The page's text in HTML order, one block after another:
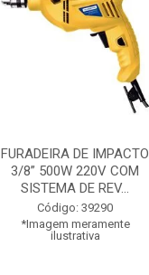
FURADEIRA DE IMPACTO
3/8” 500W 220V COM
SISTEMA DE REV...
Código: 39290
*Imagem meramente
ilustrativa